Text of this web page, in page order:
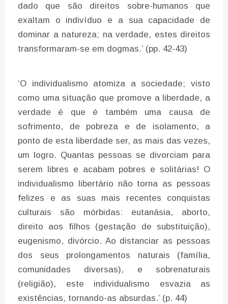
dado que são direitos sobre-humanos que
exaltam o indivíduo e a sua capacidade de
dominar a natureza; na verdade, estes direitos
transformaram-se em dogmas.’ (pp. 42-43)
‘O individualismo atomiza a sociedade; visto
como uma situação que promove a liberdade, a
verdade é que é também uma causa de
sofrimento, de pobreza e de isolamento, a
ponto de esta liberdade ser, as mais das vezes,
um logro. Quantas pessoas se divorciam para
serem libres e acabam pobres e solitárias! O
individualismo libertário não torna as pessoas
felizes e as suas mais recentes conquistas
culturais são mórbidas: eutanásia, aborto,
direito aos filhos (gestação de substituição),
eugenismo, divórcio. Ao distanciar as pessoas
dos seus prolongamentos naturais (família,
comunidades diversas), e sobrenaturais
(religião), este individualismo esvazia as
existências, tornando-as absurdas.’ (p. 44)